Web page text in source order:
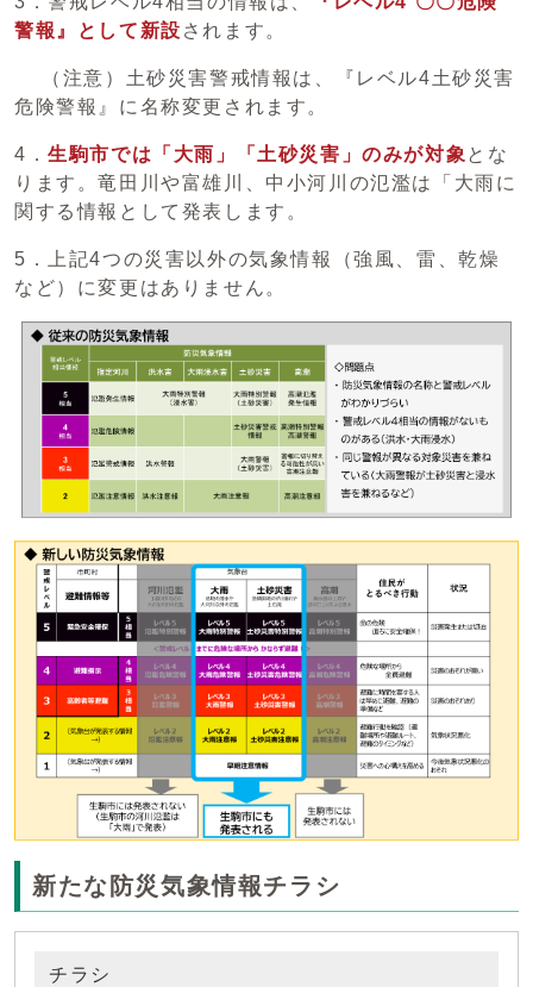
警報』として新設 されます。
（注意）土砂災害警戒情報は、『レベル4土砂災害
危険警報』に名称変更されます。
4．生駒市では「大雨」「土砂災害」のみが対象 とな
ります。竜田川や富雄川、中小河川の氾濫は「大雨に
関する情報として発表します。
5．上記4つの災害以外の気象情報（強風、雷、乾燥
など）に変更はありません。
新たな防災気象情報チラシ
チラシ